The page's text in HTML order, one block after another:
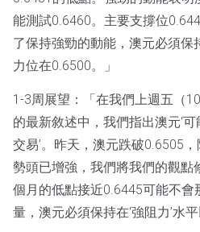
能測試0.6460。主要支撐位
了保持強勁的動能，澳元必須保
力位在0.6500。」
1-3周展望：「在我們上週五（
的最新敘述中，我們指出澳元‘
交易’。昨天，澳元跌破0.6505
勢頭已增強，我們將我們的觀點
個月的低點接近0.6445可能不會
量，澳元必須保持在‘強阻力’水